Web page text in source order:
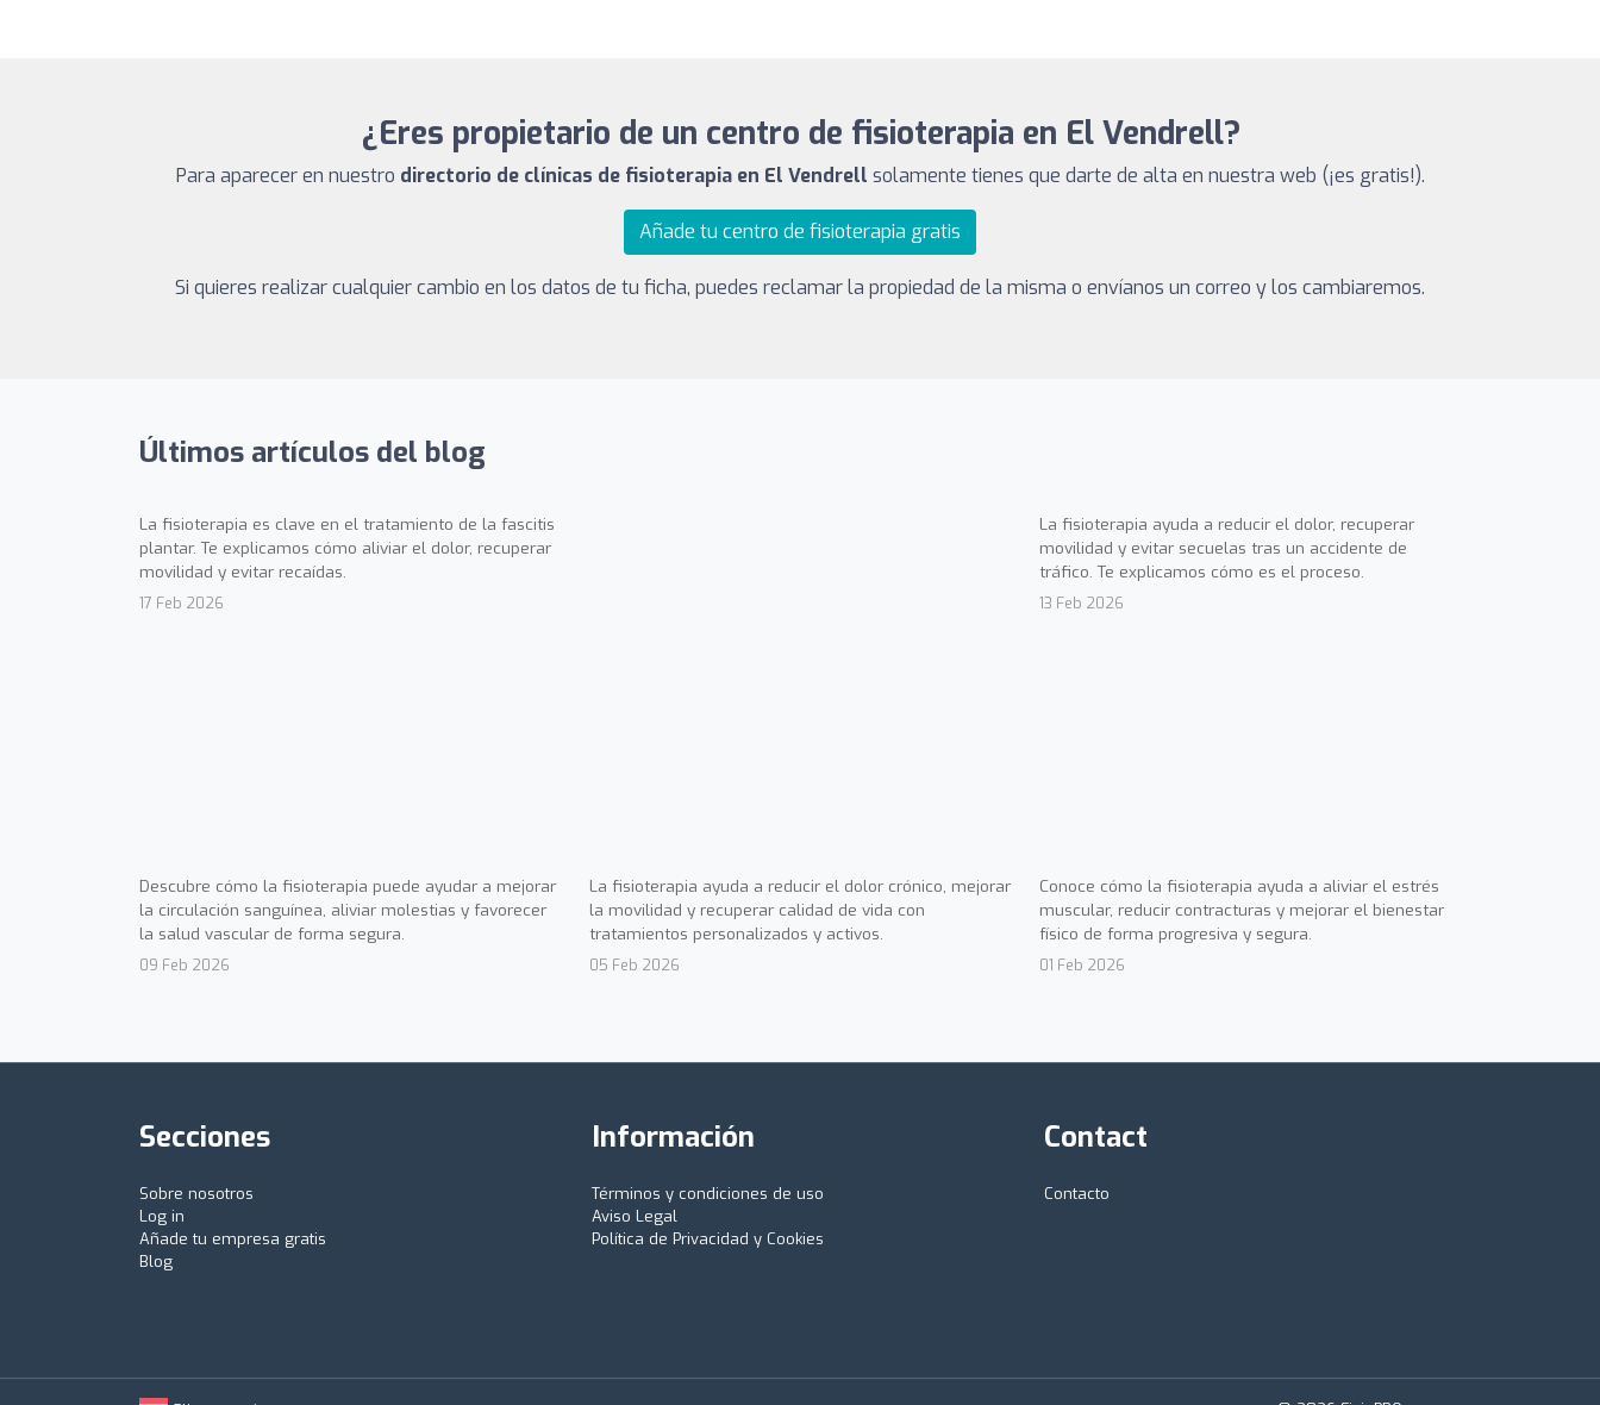
¿Eres propietario de un centro de fisioterapia en El Vendrell?
Para aparecer en nuestro directorio de clínicas de fisioterapia en El Vendrell solamente tienes que darte de alta en nuestra web (¡es gratis!).
Añade tu centro de fisioterapia gratis
Si quieres realizar cualquier cambio en los datos de tu ficha, puedes reclamar la propiedad de la misma o envíanos un correo y los cambiaremos.
Últimos artículos del blog
La fisioterapia es clave en el tratamiento de la fascitis
plantar. Te explicamos cómo aliviar el dolor, recuperar
movilidad y evitar recaídas.
17 Feb 2026
La fisioterapia ayuda a reducir el dolor, recuperar
movilidad y evitar secuelas tras un accidente de
tráfico. Te explicamos cómo es el proceso.
13 Feb 2026
Descubre cómo la fisioterapia puede ayudar a mejorar
la circulación sanguínea, aliviar molestias y favorecer
la salud vascular de forma segura.
09 Feb 2026
La fisioterapia ayuda a reducir el dolor crónico, mejorar
la movilidad y recuperar calidad de vida con
tratamientos personalizados y activos.
05 Feb 2026
Conoce cómo la fisioterapia ayuda a aliviar el estrés
muscular, reducir contracturas y mejorar el bienestar
físico de forma progresiva y segura.
01 Feb 2026
Secciones
Sobre nosotros
Log in
Añade tu empresa gratis
Blog
Información
Términos y condiciones de uso
Aviso Legal
Política de Privacidad y Cookies
Contact
Contacto